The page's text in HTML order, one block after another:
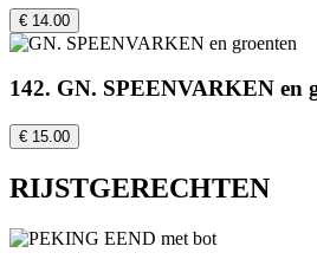
€ 14.00
142. GN. SPEENVARKEN en
€ 15.00
RIJSTGERECHTEN